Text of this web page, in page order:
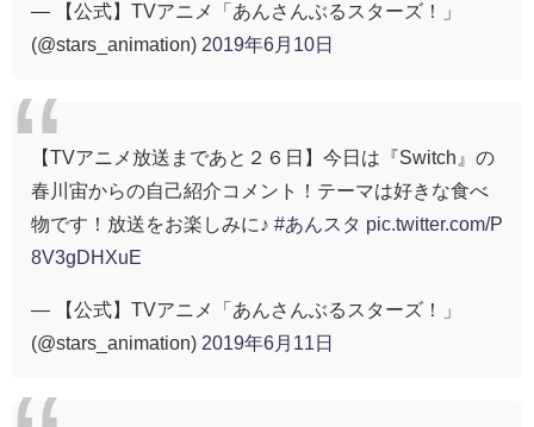
— 【公式】TVアニメ「あんさんぶるスターズ！」
(@stars_animation) 2019年6月10日
【TVアニメ放送まであと２６日】今日は『Switch』の
春川宙からの自己紹介コメント！テーマは好きな食べ
物です！放送をお楽しみに♪ #あんスタ pic.twitter.com/P
8V3gDHXuE
— 【公式】TVアニメ「あんさんぶるスターズ！」
(@stars_animation) 2019年6月11日